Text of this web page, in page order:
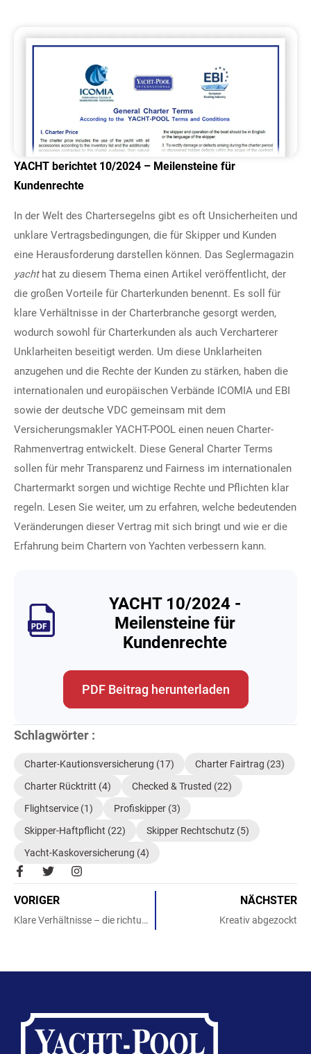
YACHT berichtet 10/2024 – Meilensteine für
Kundenrechte
In der Welt des Chartersegelns gibt es oft Unsicherheiten und
unklare Vertragsbedingungen, die für Skipper und Kunden
eine Herausforderung darstellen können. Das Seglermagazin
yachthat zu diesem Thema einen Artikel veröffentlicht, der
die großen Vorteile für Charterkunden benennt. Es soll für
klare Verhältnisse in der Charterbranche gesorgt werden,
wodurch sowohl für Charterkunden als auch Vercharterer
Unklarheiten beseitigt werden. Um diese Unklarheiten
anzugehen und die Rechte der Kunden zu stärken, haben die
internationalen und europäischen Verbände ICOMIA und EBI
sowie der deutsche VDC gemeinsam mit dem
Versicherungsmakler YACHT-POOL einen neuen Charter-
Rahmenvertrag entwickelt. Diese General Charter Terms
sollen für mehr Transparenz und Fairness im internationalen
Chartermarkt sorgen und wichtige Rechte und Pflichten klar
regeln. Lesen Sie weiter, um zu erfahren, welche bedeutenden
Veränderungen dieser Vertrag mit sich bringt und wie er die
Erfahrung beim Chartern von Yachten verbessern kann.
YACHT 10/2024 -
Meilensteine für
Kundenrechte
PDF Beitrag herunterladen
Schlagwörter :
Charter-Kautionsversicherung (17) Charter Fairtrag (23)
Charter Rücktritt (4) Checked & Trusted (22)
Flightservice (1) Profiskipper (3)
Skipper-Haftpflicht (22) Skipper Rechtschutz (5)
Yacht-Kaskoversicherung (4)
F
a
e
b
o
f
T
w
t
t
e
I
n
a
g
VORIGER
Klare Verhältnisse – die richtungsweisenden Konditionen des Charter Fairtrags
NÄCHSTER
Kreativ abgezockt